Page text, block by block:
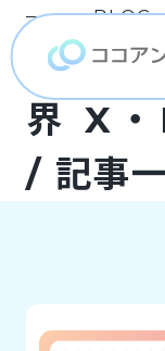
BLOG
界 X
/ 記事